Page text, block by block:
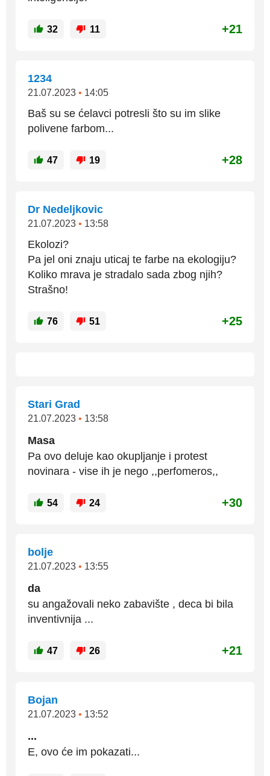
32 11 +21
1234
21.07.2023 • 14:05
Baš su se ćelavci potresli što su im slike
polivene farbom...
47 19 +28
Dr Nedeljkovic
21.07.2023 • 13:58
Ekolozi?
Pa jel oni znaju uticaj te farbe na ekologiju?
Koliko mrava je stradalo sada zbog njih?
Strašno!
76 51 +25
Stari Grad
21.07.2023 • 13:58
Masa
Pa ovo deluje kao okupljanje i protest
novinara - vise ih je nego ,,perfomeros,,
54 24 +30
bolje
21.07.2023 • 13:55
da
su angažovali neko zabavište , deca bi bila
inventivnija ...
47 26 +21
Bojan
21.07.2023 • 13:52
...
E, ovo će im pokazati...